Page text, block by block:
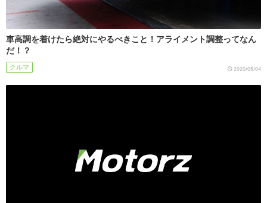
車高調を着けたら絶対にやるべきこと！アライメント調整ってなん
だ！？
クルマ 2020/05/04